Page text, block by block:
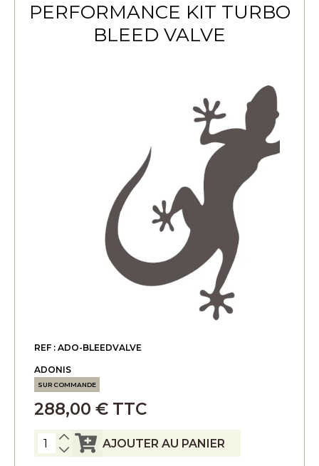
PERFORMANCE KIT TURBO
BLEED VALVE
REF : ADO-BLEEDVALVE
ADONIS
SUR COMMANDE
288,00 € TTC
AJOUTER AU PANIER